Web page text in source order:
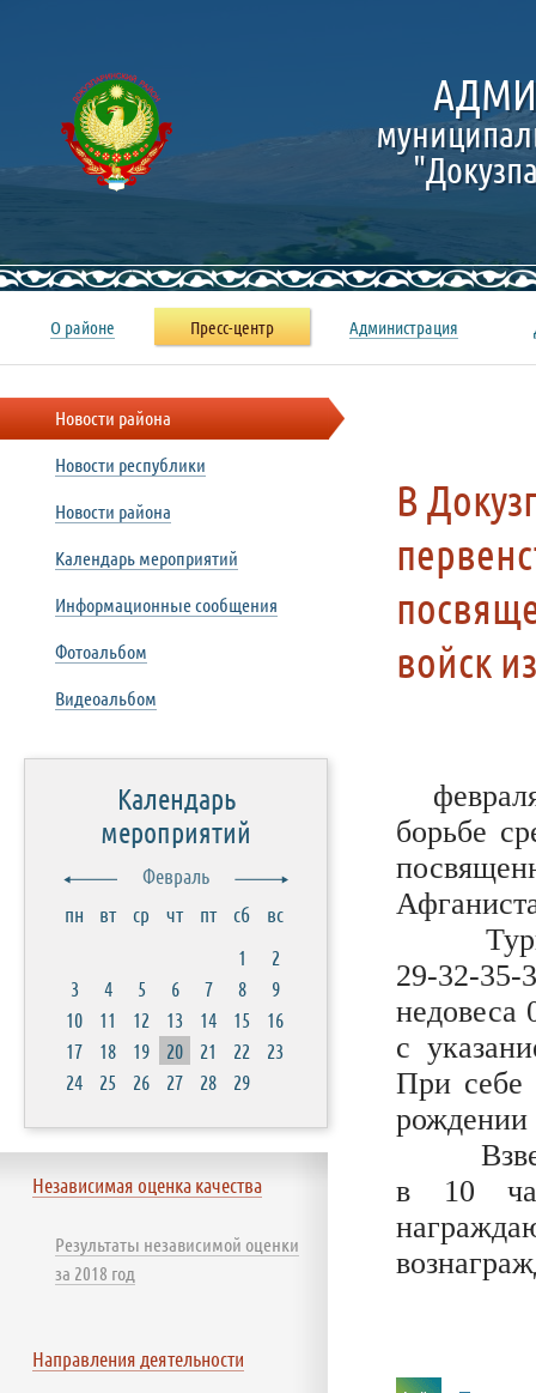
В
войск
борьбе
Турнир
29-32-35-
недовеса
с
При себе
рождении
в 10
Новости района
Новости республики
Новости района
Календарь мероприятий
Информационные сообщения
Фотоальбом
Видеоальбом
Календарь
мероприятий
Февраль
пн
вт ср чт пт сб
вс
1
2
3
4 5 6 7 8
9
10
11 12 13 14 15
16
17
18 19 20 21 22
23
24
25 26 27 28 29
Независимая оценка качества
Результаты независимой оценки
за 2018 год
Направления деятельности
О районе Пресс-центр Администрация